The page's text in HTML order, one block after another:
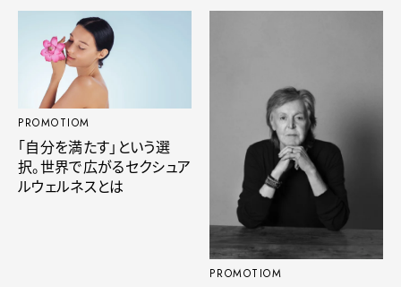
PROMOTIOM
「自分を満たす」という選
択。世界で広がるセクシュア
ルウェルネスとは
PROMOTIOM